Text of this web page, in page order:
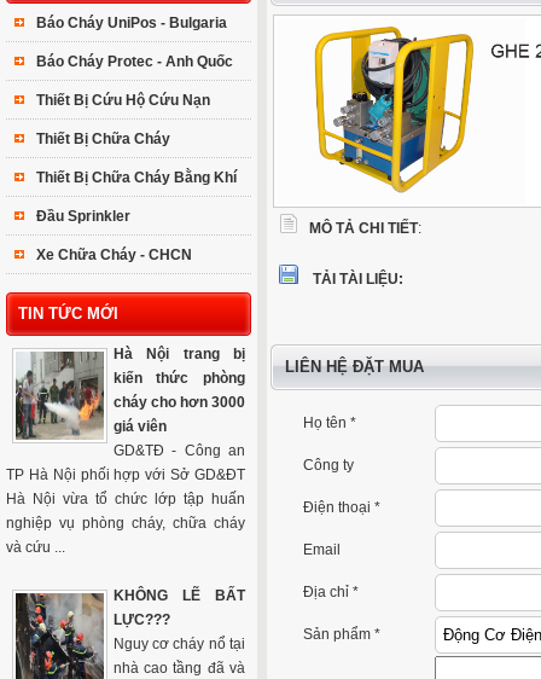
Báo Cháy UniPos - Bulgaria
Báo Cháy Protec - Anh Quốc
Thiết Bị Cứu Hộ Cứu Nạn
Thiết Bị Chữa Cháy
Thiết Bị Chữa Cháy Bằng Khí
Đầu Sprinkler
Xe Chữa Cháy - CHCN
TIN TỨC MỚI
Hà Nội trang bị
kiến thức phòng
cháy cho hơn 3000
giá viên
GD&TĐ - Công an
TP Hà Nội phối hợp với Sở GD&ĐT
Hà Nội vừa tổ chức lớp tập huấn
nghiệp vụ phòng cháy, chữa cháy
và cứu ...
KHÔNG LẼ BẤT
LỰC???
Nguy cơ cháy nổ tại
nhà cao tầng đã và
MÔ TẢ CHI TIẾT:
TẢI TÀI LIỆU:
LIÊN HỆ ĐẶT MUA
Họ tên *
Công ty
Điện thoại *
Email
Địa chỉ *
Sản phẩm *